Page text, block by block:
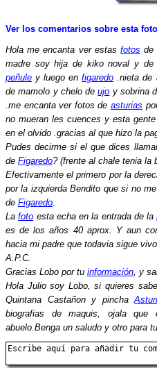
Ver los comentarios sobre esta
Hola me encanta ver estasfotos de
madre soy hija de kiko noval y
peñule y luego enfigaredo .nieta de
de mamolo y chelo deujo y sobrina
.me encanta ver fotos deasturias
no mueran les cuences y esta
en el olvido .gracias al que hizo la
Pudes decirme si el que dices
de Figaredo? (frente al chale tenia la
Efectivamente el primero por la
por la izquierda Bendito que si no
de Figaredo.
Lafoto esta echa en la entrada de la
es de los años 40 aprox. Y aun
hacia mi padre que todavia sigue
A.P.C.
Gracias Lobo por tu información, y
Hola Julio soy Lobo, si quieres
Quintana Castañon y pincha
biografias de maquis, ojala
abuelo.Benga un saludo y otro para